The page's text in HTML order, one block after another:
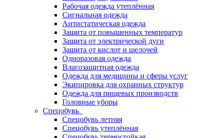
Рабочая одежда утеплённая
Сигнальная одежда
Антистатическая одежда
Защита от повышенных температур
Защита от электрической дуги
Защита от кислот и щелочей
Одноразовая одежда
Влагозащитная одежда
Одежда для медицины и сферы услуг
Экипировка для охранных структур
Одежда для пищевых производств
Головные уборы
Спецобувь
Спецобувь летняя
Спецобувь утеплённая